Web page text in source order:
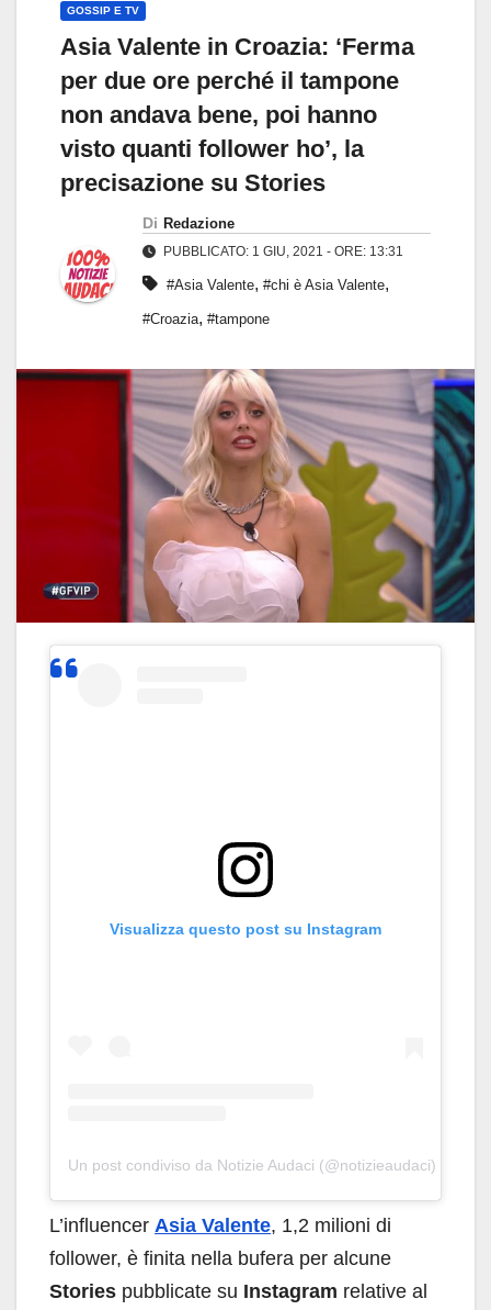
GOSSIP E TV
Asia Valente in Croazia: ‘Ferma
per due ore perché il tampone
non andava bene, poi hanno
visto quanti follower ho’, la
precisazione su Stories
Di Redazione
PUBBLICATO: 1 GIU, 2021 - ORE: 13:31
#Asia Valente, #chi è Asia Valente,
#Croazia, #tampone
Visualizza questo post su Instagram
Un post condiviso da Notizie Audaci (@notizieaudaci)
L’influencer Asia Valente, 1,2 milioni di
follower, è finita nella bufera per alcune
Stories pubblicate su Instagram relative al